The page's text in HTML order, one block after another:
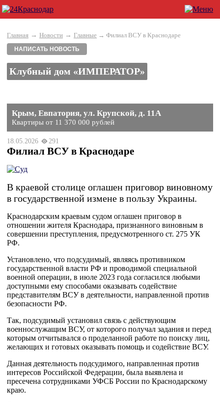
Главная → Новости → Главные → Филиал ВСУ в Краснодаре
НАПИСАТЬ НОВОСТЬ
Клубный дом «ИМПЕРАТОР»
Крым, Евпатория, ул. Крупской, д. 11А
Квартиры от 11 370 000 рублей
18.05.2026 291
Филиал ВСУ в Краснодаре
В краевой столице оглашен приговор виновному
в государственной измене в пользу Украины.
Краснодарским краевым судом оглашен приговор в
отношении жителя Краснодара, признанного виновным в
совершении преступления, предусмотренного ст. 275 УК
РФ.
Установлено, что подсудимый, являясь противником
государственной власти РФ и проводимой специальной
военной операции, в июле 2023 года согласился любыми
доступными ему способами оказывать содействие
представителям ВСУ в деятельности, направленной против
безопасности РФ.
Так, подсудимый установил связь с действующим
военнослужащим ВСУ, от которого получал задания и перед
которым отчитывался о проделанной работе по поиску лиц,
желающих и готовых оказывать помощь и содействие ВСУ.
Данная деятельность подсудимого, направленная против
интересов Российской Федерации, была выявлена и
пресечена сотрудниками УФСБ России по Краснодарскому
краю.